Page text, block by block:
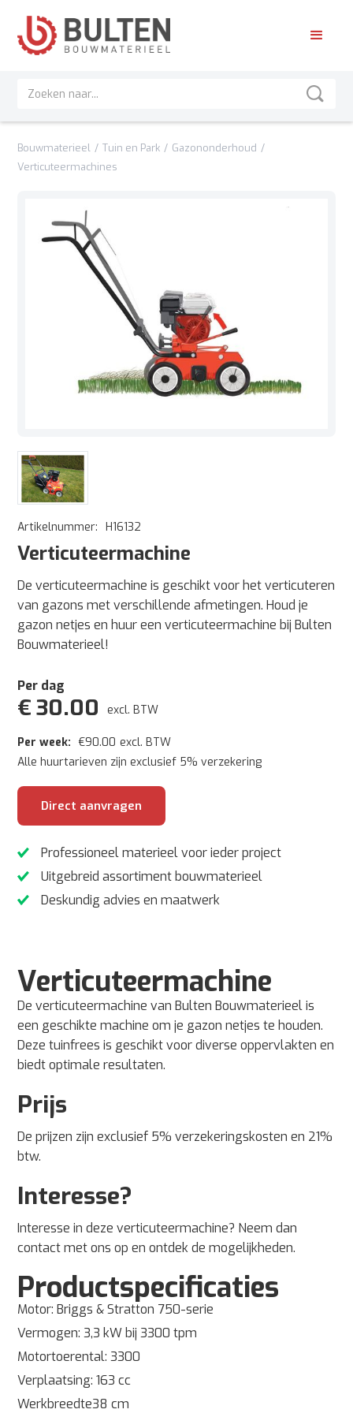
Bouwmaterieel / Tuin en Park / Gazononderhoud /
Verticuteermachines
Artikelnummer: H16132
Verticuteermachine
De verticuteermachine is geschikt voor het verticuteren
van gazons met verschillende afmetingen. Houd je
gazon netjes en huur een verticuteermachine bij Bulten
Bouwmaterieel!
Per dag
€30.00 excl. BTW
Per week: €90.00 excl. BTW
Alle huurtarieven zijn exclusief 5% verzekering
Direct aanvragen
Professioneel materieel voor ieder project
Uitgebreid assortiment bouwmaterieel
Deskundig advies en maatwerk
Verticuteermachine
De verticuteermachine van Bulten Bouwmaterieel is
een geschikte machine om je gazon netjes te houden.
Deze tuinfrees is geschikt voor diverse oppervlakten en
biedt optimale resultaten.
Prijs
De prijzen zijn exclusief 5% verzekeringskosten en 21%
btw.
Interesse?
Interesse in deze verticuteermachine? Neem dan
contact met ons op en ontdek de mogelijkheden.
Productspecificaties
Motor: Briggs & Stratton 750-serie
Vermogen: 3,3 kW bij 3300 tpm
Motortoerental: 3300
Verplaatsing: 163 cc
Werkbreedte38 cm